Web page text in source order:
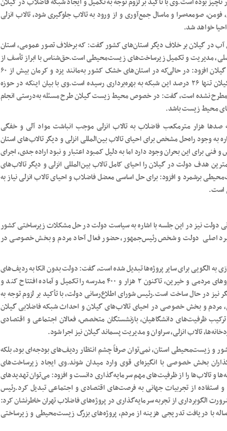
صومعه‌سرا و ماسال جمع‌آوری و از ورود به تالاب جلوگیری شود، تالاب انزلی
آب در گیلان بر خلاف دیگر استان‌های کشور گفت: که برخلاف تصور عمومی، استان
مدیریت و تکمیل زیرساخت‌های زیست‌محیطی است.حق‌‌شناس با ابراز تأسف از
اجرای ۲۶ درصدی شبکه فاضلاب در گیلان افزود: در حالی‌که در استان‌های خشک کشور به‌مانند یزد و کرمان بیش از ۶۰
درصد شبکه فاضلاب اجرا شده، در گیلان تنها ۲۶ درصد این شبکه به بهره‌برداری رسیده است.وی‌ با بیان اینکه در حوزه
نشده است، گفت: در خصوص محیط زیست گیلان طرح مسئله به‌درستی انجام
محیط زیست باشد.
صدها هزار مترمکعب فاضلاب به تالاب انزلی موجب انباشت مواد آلی و خفگی
وجود راه‌حل مشخص برای احیای تالاب بین‌المللی انزلی و دیگر تالاب‌های استان
برای این بحران وجود دارد اما به دلیل کمبود اعتبار و نبود اراده جدی، اجرای
هدف دولت در گیلان را احیای کامل تالاب بین‌المللی انزلی و دیگر تالاب‌های
برشمرد و افزود: برای حل اساسی معضل فاضلاب و احیای تالاب انزلی نیاز به
است.
دولت نیز در این جلسه با اشاره به سیاست دولت در حل مشکلات زیرساختی کشور
اصلی دولت و شخص رئیس‌جمهور، حضور فعال آحاد مردم و بخش خصوصی در
به الگویی برای سایر پروژه‌ها تبدیل شده است، گفت: دولت بدون اتکا به ردیف‌های
بودجه‌ای توانسته است با همراهی نیروهای مردمی و خیرین، تاکنون ۲ هزار و ۴۰۰ مدرسه را تکمیل و آماده افتتاح کند و
و ۴۰۰ مدرسه دیگر نیز در حال ساخت است.رئیس شورای اطلاع‌رسانی دولت، با تأکید بر لزوم توجه به
مردم و بخش خصوصی در احیای تالاب‌های گیلان و احداث شبکه فاضلابی گیلان
ظرفیت‌های دانشگاهیان، بازنشستگان متخصص، فعالان اجتماعی و اقتصادی
تالاب انزلی، سراوان و مدیریت پسماند گیلان نیز اجرا شود.
و زیست‌محیطی استان، نمی‌توان صرفاً چشم انتظار ردیف‌های بودجه‌ای بود، بلکه
بخش خصوصی با انگیزه‌ای قوی وارد میدان شوند.وی ایجاد زیرساخت‌های
و تالاب‌ها را از ظرفیت‌های مهم سرمایه‌گذاری دانست و افزود: می‌توان تهدیدهای
استفاده از تجربیات جهانی به فرصت‌های اقتصادی و اجتماعی تبدیل کرد.رئیس
الگوبرداری از تجربه سرمایه‌گذاری در پروژه‌های فاضلاب تهران خاطرنشان کرد:
سرمایه‌گذار می‌تواند در یک بازه ۲۰ ساله با دریافت تدریجی هزینه از مردم، پروژه‌های بزرگ زیست‌محیطی و زیرساختی